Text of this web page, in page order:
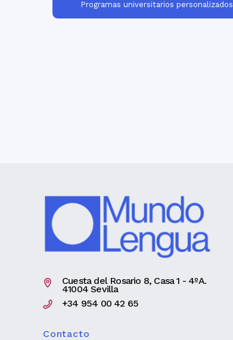
Programas universitarios personalizados
Cuesta del Rosario 8, Casa 1 - 4ºA.
41004 Sevilla
+34 954 00 42 65
Contacto